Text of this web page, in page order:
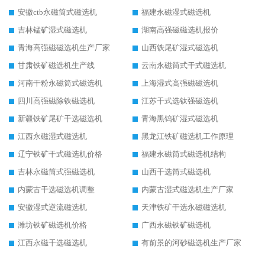
安徽ctb永磁筒式磁选机
福建永磁湿式磁选机
吉林锰矿湿式磁选机
湖南高强磁磁选机报价
青海高强磁磁选机生产厂家
山西铁尾矿湿式磁选机
甘肃铁矿磁选机生产线
云南永磁筒式干式磁选机
河南干粉永磁筒式磁选机
上海湿式高强磁磁选机
四川高强磁除铁磁选机
江苏干式选钛强磁选机
新疆铁矿尾矿干选磁选机
青海黑钨矿湿式磁选机
江西永磁湿式磁选机
黑龙江铁矿磁选机工作原理
辽宁铁矿干式磁选机价格
福建永磁筒式磁选机结构
吉林永磁筒式强磁选机
山西干选筒式磁选机
内蒙古干选磁选机调整
内蒙古湿式磁选机生产厂家
安徽湿式逆流磁选机
天津铁矿干选永磁磁选机
潍坊铁矿磁选机价格
广西永磁铁矿磁选机
江西永磁干选磁选机
有前景的河砂磁选机生产厂家